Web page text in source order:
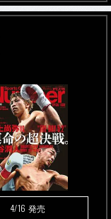
4/16 発売